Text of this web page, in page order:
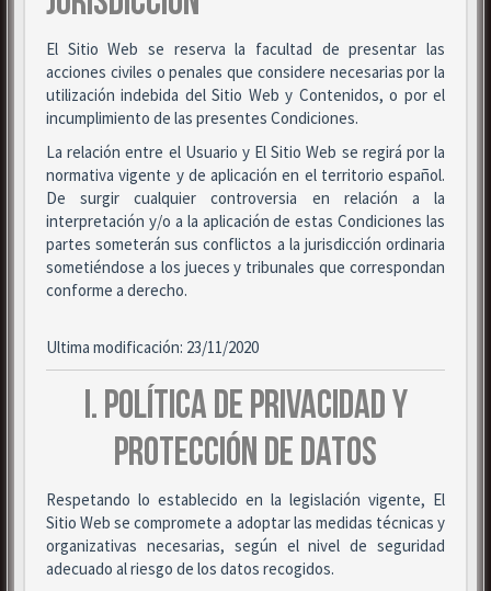
El Sitio Web se reserva la facultad de presentar las
acciones civiles o penales que considere necesarias por la
utilización indebida del Sitio Web y Contenidos, o por el
incumplimiento de las presentes Condiciones.
La relación entre el Usuario y El Sitio Web se regirá por la
normativa vigente y de aplicación en el territorio español.
De surgir cualquier controversia en relación a la
interpretación y/o a la aplicación de estas Condiciones las
partes someterán sus conflictos a la jurisdicción ordinaria
sometiéndose a los jueces y tribunales que correspondan
conforme a derecho.
Ultima modificación: 23/11/2020
I. POLÍTICA DE PRIVACIDAD Y
PROTECCIÓN DE DATOS
Respetando lo establecido en la legislación vigente, El
Sitio Web se compromete a adoptar las medidas técnicas y
organizativas necesarias, según el nivel de seguridad
adecuado al riesgo de los datos recogidos.